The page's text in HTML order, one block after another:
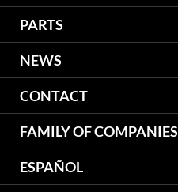
PARTS
NEWS
CONTACT
FAMILY OF COMPANIES
ESPAÑOL